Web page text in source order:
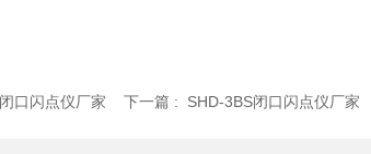
口闪点仪厂家 下一篇 : SHD-3BS闭口闪点仪厂家